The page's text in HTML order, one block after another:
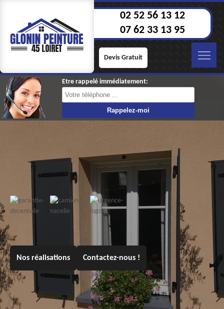
02 52 56 13 12
07 62 33 13 95
Devis Gratuit
Etre rappelé immédiatement:
Nos réalisations Contactez-nous !